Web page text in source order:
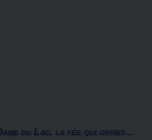
du Lac, la fée qui offrit...